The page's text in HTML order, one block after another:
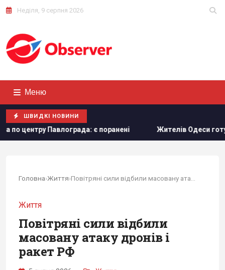
Неділя, 9 серпня 2026
Меню
ШВИДКІ НОВИНИ
є поранені Жителів Одеси готують до захисту
Головна›Життя›
Життя
Повітряні сили відбили
масовану атаку дронів і
ракет РФ